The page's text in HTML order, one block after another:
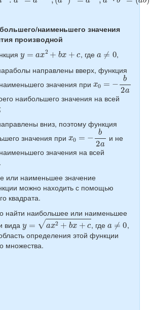
наименьшего значения
производной
+b + , где 0
,
направлены вверх, функция
значения при x 0 = 2 a
наибольшего значения на всей
вниз, поэтому функция
значения при
− b 2a
и не
значения на всей
или наименьшее значение
можно находить с помощью
квадрата.
найти наибольшее или наименьшее
вида y =ax2+bx+c , гдеa≠0
,
определения этой функции
множества.